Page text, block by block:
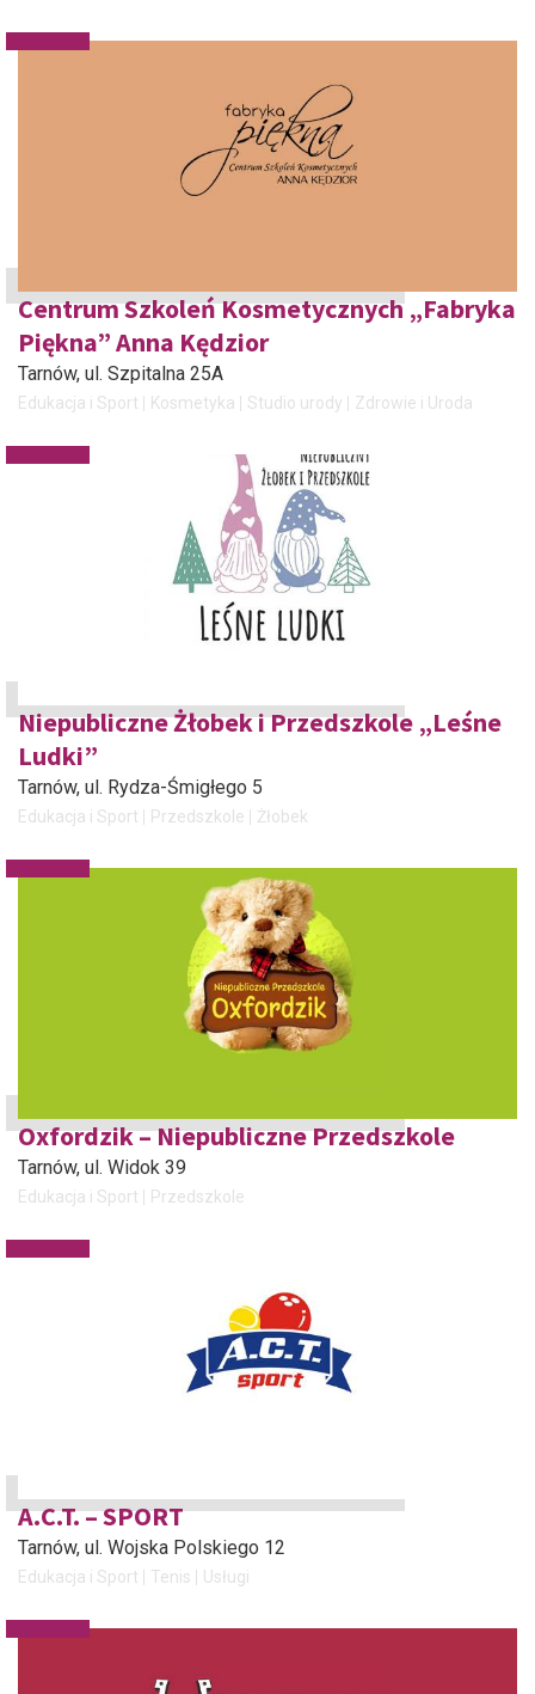
Centrum Szkoleń Kosmetycznych „Fabryka
Piękna” Anna Kędzior
Tarnów, ul. Szpitalna 25A
Edukacja i Sport Kosmetyka Studio urody Zdrowie i Uroda
Niepubliczne Żłobek i Przedszkole „Leśne
Ludki”
Tarnów, ul. Rydza-Śmigłego 5
Edukacja i Sport Przedszkole Żłobek
Oxfordzik – Niepubliczne Przedszkole
Tarnów, ul. Widok 39
Edukacja i Sport Przedszkole
A.C.T. – SPORT
Tarnów, ul. Wojska Polskiego 12
Edukacja i Sport Tenis Usługi